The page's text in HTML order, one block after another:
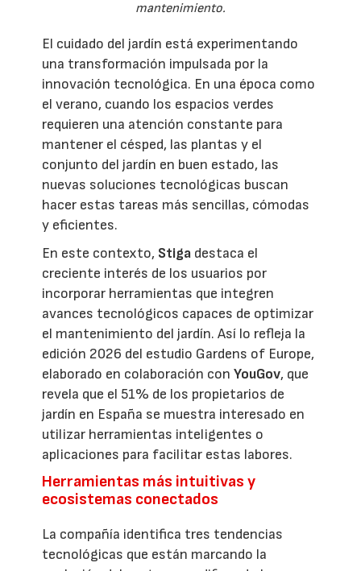
mantenimiento.
El cuidado del jardín está experimentando
una transformación impulsada por la
innovación tecnológica. En una época como
el verano, cuando los espacios verdes
requieren una atención constante para
mantener el césped, las plantas y el
conjunto del jardín en buen estado, las
nuevas soluciones tecnológicas buscan
hacer estas tareas más sencillas, cómodas
y eficientes.
En este contexto, Stiga destaca el
creciente interés de los usuarios por
incorporar herramientas que integren
avances tecnológicos capaces de optimizar
el mantenimiento del jardín. Así lo refleja la
edición 2026 del estudio Gardens of Europe,
elaborado en colaboración conYouGov, que
revela que el 51% de los propietarios de
jardín en España se muestra interesado en
utilizar herramientas inteligentes o
aplicaciones para facilitar estas labores.
Herramientas más intuitivas y
ecosistemas conectados
La compañía identifica tres tendencias
tecnológicas que están marcando la